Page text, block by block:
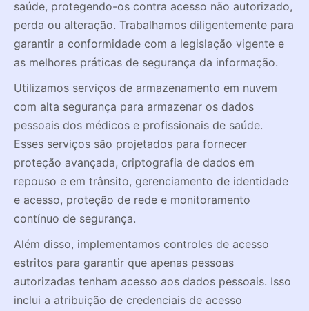
saúde, protegendo-os contra acesso não autorizado,
perda ou alteração. Trabalhamos diligentemente para
garantir a conformidade com a legislação vigente e
as melhores práticas de segurança da informação.
Utilizamos serviços de armazenamento em nuvem
com alta segurança para armazenar os dados
pessoais dos médicos e profissionais de saúde.
Esses serviços são projetados para fornecer
proteção avançada, criptografia de dados em
repouso e em trânsito, gerenciamento de identidade
e acesso, proteção de rede e monitoramento
contínuo de segurança.
Além disso, implementamos controles de acesso
estritos para garantir que apenas pessoas
autorizadas tenham acesso aos dados pessoais. Isso
inclui a atribuição de credenciais de acesso